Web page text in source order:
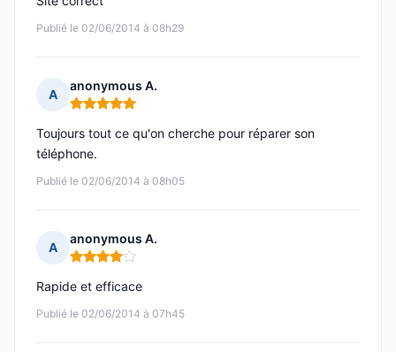
Publié le 02/06/2014 à 08h29
A
anonymous A.
Note : 5 sur 5
Publié le 02/06/2014 à 08h05
Toujours tout ce qu'on cherche pour réparer son
téléphone.
A
anonymous A.
Note : 4 sur 5
Publié le 02/06/2014 à 07h45
Rapide et efficace